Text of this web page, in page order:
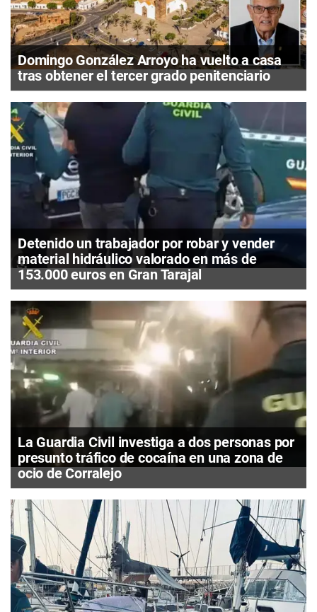
Domingo González Arroyo ha vuelto a casa
tras obtener el tercer grado penitenciario
Detenido un trabajador por robar y vender
material hidráulico valorado en más de
153.000 euros en Gran Tarajal
La Guardia Civil investiga a dos personas por
presunto tráfico de cocaína en una zona de
ocio de Corralejo